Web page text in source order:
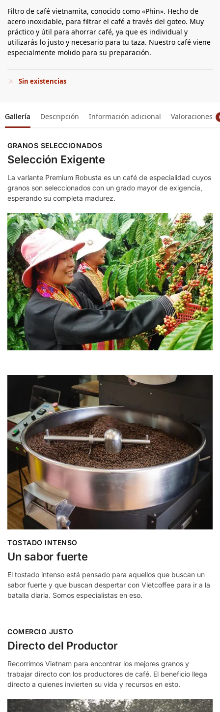
Filtro de café vietnamita, conocido como «Phin». Hecho de
acero inoxidable, para filtrar el café a través del goteo. Muy
práctico y útil para ahorrar café, ya que es individual y
utilizarás lo justo y necesario para tu taza. Nuestro café viene
especialmente molido para su preparación.
Sin existencias
Gallería Descripción Información adicional Valoraciones
GRANOS SELECCIONADOS
Selección Exigente
La variante Premium Robusta es un café de especialidad cuyos
granos son seleccionados con un grado mayor de exigencia,
esperando su completa madurez.
TOSTADO INTENSO
Un sabor fuerte
El tostado intenso está pensado para aquellos que buscan un
sabor fuerte y que buscan despertar con Vietcoffee para ir a la
batalla diaria. Somos especialistas en eso.
COMERCIO JUSTO
Directo del Productor
Recorrimos Vietnam para encontrar los mejores granos y
trabajar directo con los productores de café. El beneficio llega
directo a quienes invierten su vida y recursos en esto.